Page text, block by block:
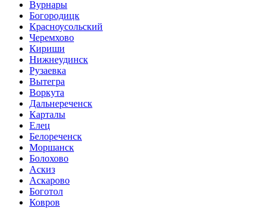
Вурнары
Богородицк
Красноусольский
Черемхово
Кириши
Нижнеудинск
Рузаевка
Вытегра
Воркута
Дальнереченск
Карталы
Елец
Белореченск
Моршанск
Болохово
Аскиз
Аскарово
Боготол
Ковров